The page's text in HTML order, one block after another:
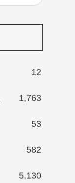
12
1,763
53
582
5,130